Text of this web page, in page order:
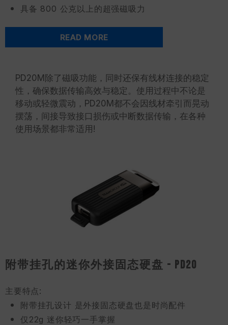
具备 800 公克以上的超强磁吸力
READ MORE
PD20M除了磁吸功能，同时还保有线材连接的稳定
性，确保数据传输高效与稳定。使用过程中不论是
移动或轻微震动，PD20M都不会因线材牵引而晃动
摆荡，间接导致接口损伤或中断数据传输，在各种
使用场景都非常适用!
附带挂孔的迷你外接固态硬盘 - PD20
主要特点:
附带挂孔设计 是外接固态硬盘也是时尚配件
仅22g 迷你轻巧一手掌握